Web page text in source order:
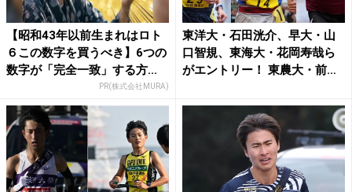
【昭和43年以前生まれはロト
６この数字を買うべき】6つの
数字が「完全一致」する方...
PR(株式会社MURA)
東洋大・石田洸介、早大・山
口智規、東海大・花岡寿哉ら
がエントリー！ 東農大・前